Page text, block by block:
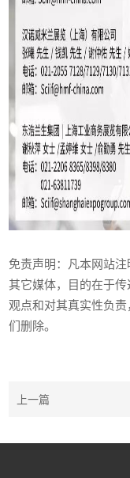
免责声明：凡本网站
其它媒体，目的在于
观点和对其真实性负
们删除。
上一篇